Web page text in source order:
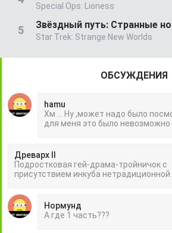
Special Ops: Lioness
Звёздный путь: Странные
Star Trek: Strange New Worlds
ОБСУЖДЕНИЯ
hamu
Хм ... Ну ,может надо было
для меня это было невозможно
Древарх II
Подростковая гей-драма-тройничок с
присутствием инкуба нетрадиционной
Нормунд
А где 1 часть???